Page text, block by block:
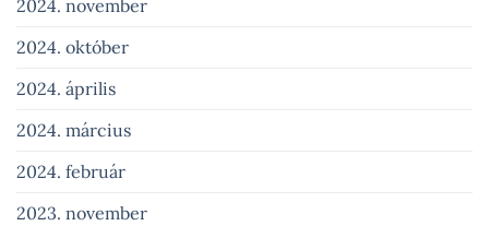
2024. november
2024. október
2024. április
2024. március
2024. február
2023. november